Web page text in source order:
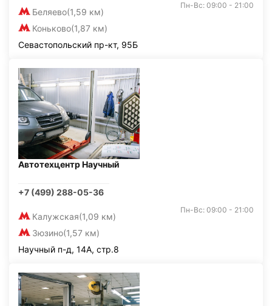
Беляево(1,59 км)
Коньково(1,87 км)
Пн-Вс: 09:00 - 21:00
Севастопольский пр-кт, 95Б
Автотехцентр Научный
+7 (499) 288-05-36
Калужская(1,09 км)
Зюзино(1,57 км)
Пн-Вс: 09:00 - 21:00
Научный п-д, 14А, стр.8